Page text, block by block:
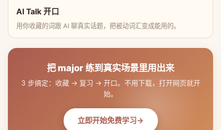
AI Talk 开口
用你收藏的词跟 AI 聊真实话题，把被动词汇变成能用的。
把 major 练到真实场景里用出来
3 步搞定：收藏 → 复习 → 开口。不用下载，打开网页就开
始。
立即开始免费学习